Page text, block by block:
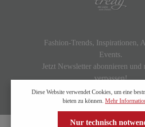
Fashion-Trends, Inspirationen,
Events.
Jetzt Newsletter abonnieren und
verpassen!
Diese Website verwendet Cookies, um eine
bieten zu können. Mehr
Nur technisch